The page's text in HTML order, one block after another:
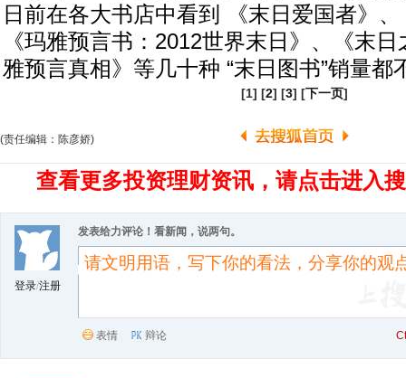
日前在各大书店中看到 《末日爱国者》
《玛雅预言书：2012世界末日》、《末
雅预言真相》等几十种 “末日图书”销量都
[1] [2] [3] [下一页]
(责任编辑：陈彦娇)
查看更多投资理财资讯，请点击进入
登录/注册
发表给力评论！看新闻，说两句。
表情 辩论